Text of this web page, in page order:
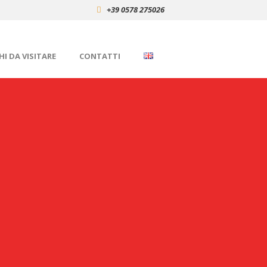
+39 0578 275026
DA VISITARE CONTATTI